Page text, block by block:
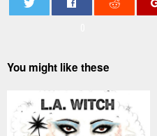
You might like these